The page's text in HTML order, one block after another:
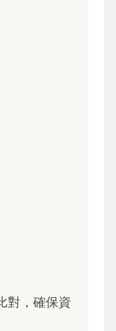
對，確保資